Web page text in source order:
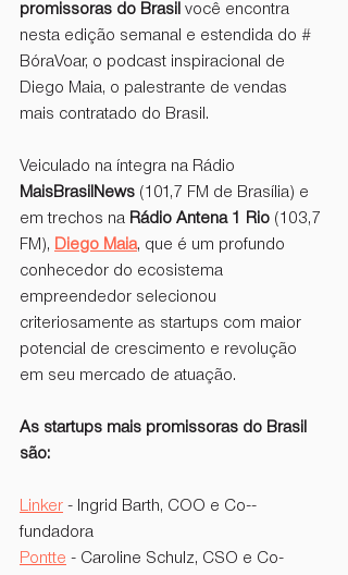
promissoras do Brasil você encontra
nesta edição semanal e estendida do #
BóraVoar, o podcast inspiracional de
Diego Maia, o palestrante de vendas
mais contratado do Brasil.
Veiculado na íntegra na Rádio
MaisBrasilNews (101,7 FM de Brasília) e
em trechos na Rádio Antena 1 Rio (103,7
FM), Diego Maia, que é um profundo
conhecedor do ecosistema
empreendedor selecionou
criteriosamente as startups com maior
potencial de crescimento e revolução
em seu mercado de atuação.
As startups mais promissoras do Brasil
são:
Linker - Ingrid Barth, COO e Co--
fundadora
Pontte - Caroline Schulz, CSO e Co-